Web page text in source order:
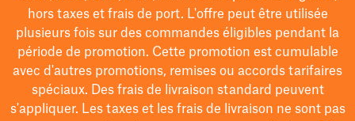
hors taxes et frais de port. L'offre peut être utilisée
plusieurs fois sur des commandes éligibles pendant la
période de promotion. Cette promotion est cumulable
avec d'autres promotions, remises ou accords tarifaires
spéciaux. Des frais de livraison standard peuvent
s'appliquer. Les taxes et les frais de livraison ne sont pas